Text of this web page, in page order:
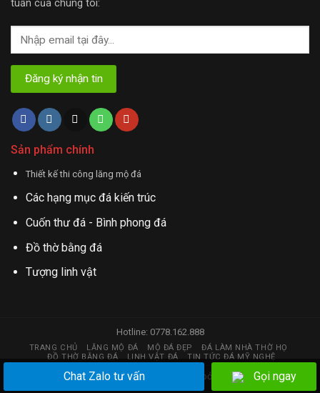
tuần của chúng tôi:
Sản phẩm chính
Thiết kế thi công lăng mộ đá
Các hạng mục đá kiến trúc
Cuốn thư đá - Bình phong đá
Đồ thờ bằng đá
Tượng linh vật
Hotline: 0778.162.888
TRANG CHỦ LĂNG MỘ ĐÁ MỘ ĐÁ ĐẸP
ĐÁ LÀM NHÀ THỜ HỌ
ĐỒ THỜ BẰNG ĐÁ
LINH VẬT ĐÁ TIN TỨC ĐÁ MỸ NGHỆ
Copyright 2026 © đá mỹ nghệ | Thiết kế web bởi huy.hstc@gmail.com
Chat Zalo tư vấn Gọi ngay